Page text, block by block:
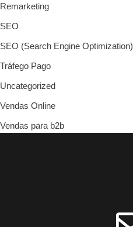
Remarketing
SEO
SEO (Search Engine Optimization)
Tráfego Pago
Uncategorized
Vendas Online
Vendas para b2b